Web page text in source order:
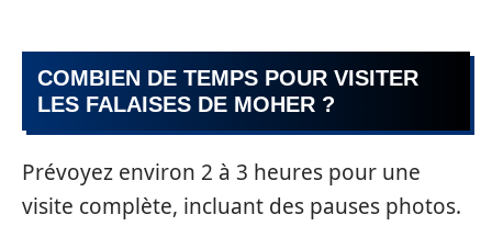
COMBIEN DE TEMPS POUR VISITER
LES FALAISES DE MOHER ?
Prévoyez environ 2 à 3 heures pour une
visite complète, incluant des pauses photos.